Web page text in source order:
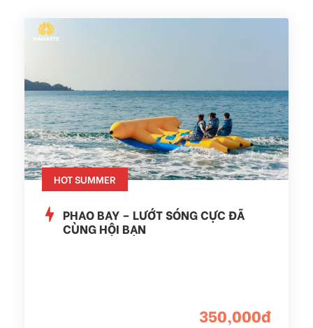
HOT SUMMER
PHAO BAY – LƯỚT SÓNG CỰC ĐÃ
CÙNG HỘI BẠN
350,000đ